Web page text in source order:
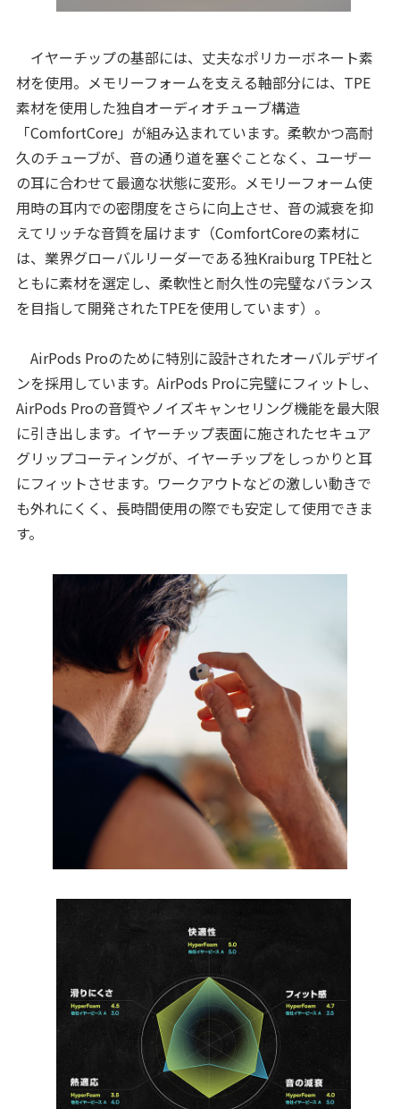
イヤーチップの基部には、丈夫なポリカーボネート素
材を使用。メモリーフォームを支える軸部分には、TPE
素材を使用した独自オーディオチューブ構造
「ComfortCore」が組み込まれています。柔軟かつ高耐
久のチューブが、音の通り道を塞ぐことなく、ユーザー
の耳に合わせて最適な状態に変形。メモリーフォーム使
用時の耳内での密閉度をさらに向上させ、音の減衰を抑
えてリッチな音質を届けます（ComfortCoreの素材に
は、業界グローバルリーダーである独Kraiburg TPE社と
ともに素材を選定し、柔軟性と耐久性の完璧なバランス
を目指して開発されたTPEを使用しています）。
AirPods Proのために特別に設計されたオーバルデザイ
ンを採用しています。AirPods Proに完璧にフィットし、
AirPods Proの音質やノイズキャンセリング機能を最大限
に引き出します。イヤーチップ表面に施されたセキュア
グリップコーティングが、イヤーチップをしっかりと耳
にフィットさせます。ワークアウトなどの激しい動きで
も外れにくく、長時間使用の際でも安定して使用できま
す。